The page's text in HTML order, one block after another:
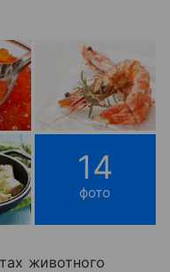
14
фото
животного